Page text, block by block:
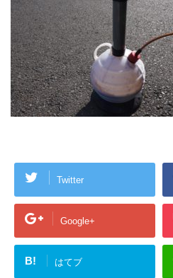
Twitter
Google+
B! はてブ